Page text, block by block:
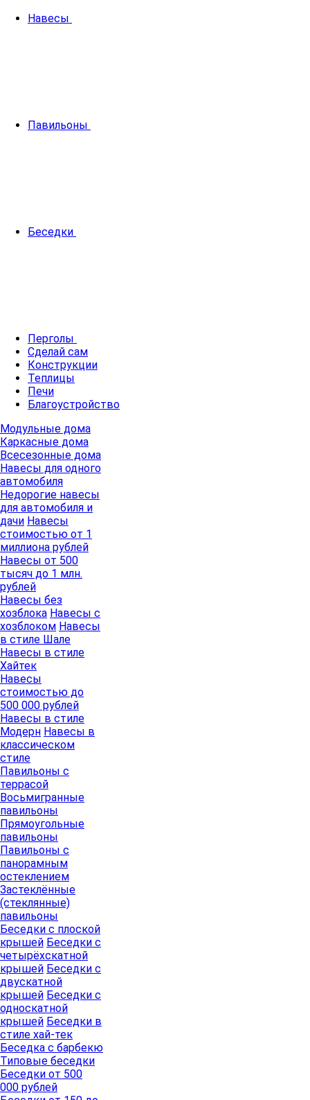
Навесы
Павильоны
Беседки
Перголы
Сделай сам
Конструкции
Теплицы
Печи
Благоустройство
Модульные дома
Каркасные дома
Всесезонные дома
Навесы для одного
автомобиля
Недорогие навесы
для автомобиля и
дачи Навесы
стоимостью от 1
миллиона рублей
Навесы от 500
тысяч до 1 млн.
рублей
Навесы без
хозблока Навесы с
хозблоком Навесы
в стиле Шале
Навесы в стиле
Хайтек
Навесы
стоимостью до
500 000 рублей
Навесы в стиле
Модерн Навесы в
классическом
стиле
Павильоны с
террасой
Восьмигранные
павильоны
Прямоугольные
павильоны
Павильоны с
панорамным
остеклением
Застеклённые
(стеклянные)
павильоны
Беседки с плоской
крышей Беседки с
четырёхскатной
крышей Беседки с
двускатной
крышей Беседки с
односкатной
крышей Беседки в
стиле хай-тек
Беседка с барбекю
Типовые беседки
Беседки от 500
000 рублей